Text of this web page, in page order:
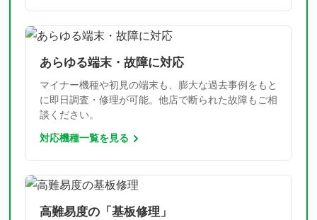
あらゆる端末・故障に対応
マイナー機種や初見の端末も、膨大な過去事例をもと
に即日調査・修理が可能。他店で断られた故障もご相
談ください。
対応機種一覧を見る
高難易度の「基板修理」